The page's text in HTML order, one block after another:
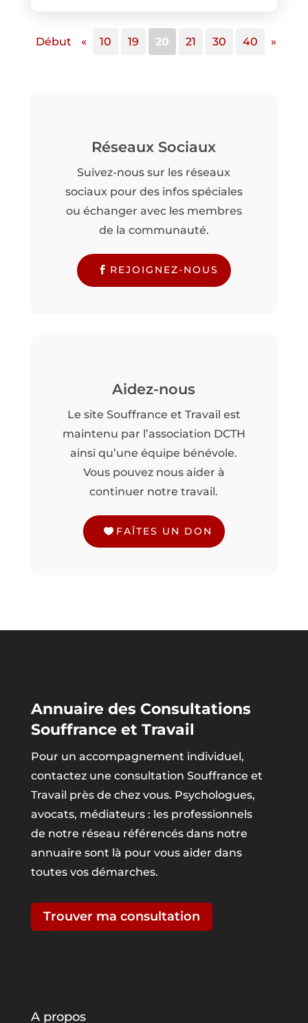
Début « 10 19 20 21 30 40 »
Réseaux Sociaux
Suivez-nous sur les réseaux
sociaux pour des infos spéciales
ou échanger avec les membres
de la communauté.
REJOIGNEZ-NOUS
Aidez-nous
Le site Souffrance et Travail est
maintenu par l’association DCTH
ainsi qu’une équipe bénévole.
Vous pouvez nous aider à
continuer notre travail.
FAÎTES UN DON
Annuaire des Consultations
Souffrance et Travail
Pour un accompagnement individuel,
contactez une consultation Souffrance et
Travail près de chez vous. Psychologues,
avocats, médiateurs : les professionnels
de notre réseau référencés dans notre
annuaire sont là pour vous aider dans
toutes vos démarches.
Trouver ma consultation
A propos